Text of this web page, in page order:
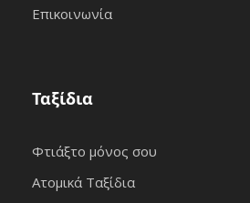
Επικοινωνία
Ταξίδια
Φτιάξτο μόνος σου
Ατομικά Ταξίδια